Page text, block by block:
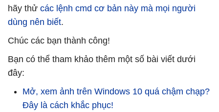
hãy thử các lệnh cmd cơ bản này mà mọi người
dùng nên biết.
Chúc các bạn thành công!
Bạn có thể tham khảo thêm một số bài viết dưới
đây:
Mở, xem ảnh trên Windows 10 quá chậm chạp?
Đây là cách khắc phục!